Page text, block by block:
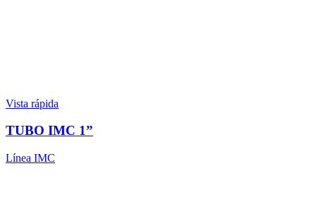
Vista rápida
TUBO IMC 1”
Línea IMC